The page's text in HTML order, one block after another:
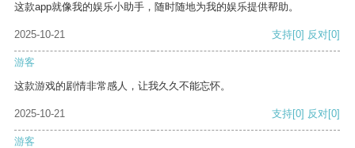
这款app就像我的娱乐小助手，随时随地为我的娱乐提供帮助。
2025-10-21 支持[0] 反对[0]
游客
这款游戏的剧情非常感人，让我久久不能忘怀。
2025-10-21 支持[0] 反对[0]
游客